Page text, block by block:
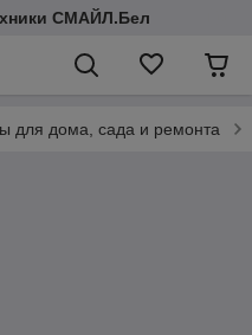
СМАЙЛ.Бел
для дома, сада и ремонта